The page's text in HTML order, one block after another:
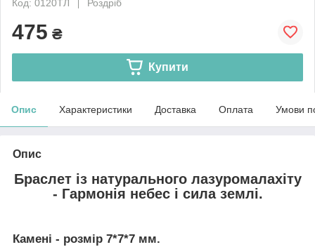
Код: 0120ТЛ
Роздріб
475 ₴
Купити
Опис Характеристики Доставка Оплата Умови
Опис
Браслет із натурального лазуромалахіту
- Гармонія небес і сила землі.
Камені - розмір 7*7*7 мм.